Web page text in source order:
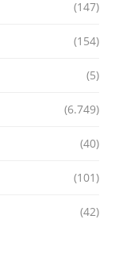
(147)
(154)
(5)
(6.749)
(40)
(101)
(42)